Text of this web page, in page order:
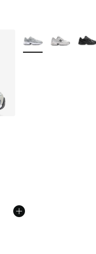
Plus de couleurs